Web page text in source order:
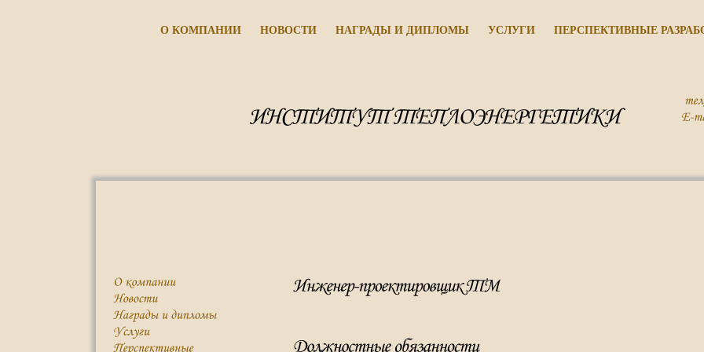
О КОМПАНИИ НОВОСТИ НАГРАДЫ И ДИПЛОМЫ УСЛУГИ ПЕРСПЕКТИВНЫЕ